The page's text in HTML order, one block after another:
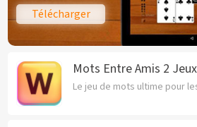
Télécharger
Mots Entre Amis 2
Le jeu de mots ultime pour